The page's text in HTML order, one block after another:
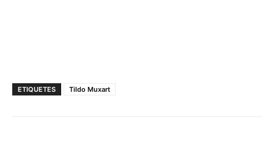
ETIQUETES Tildo Muxart